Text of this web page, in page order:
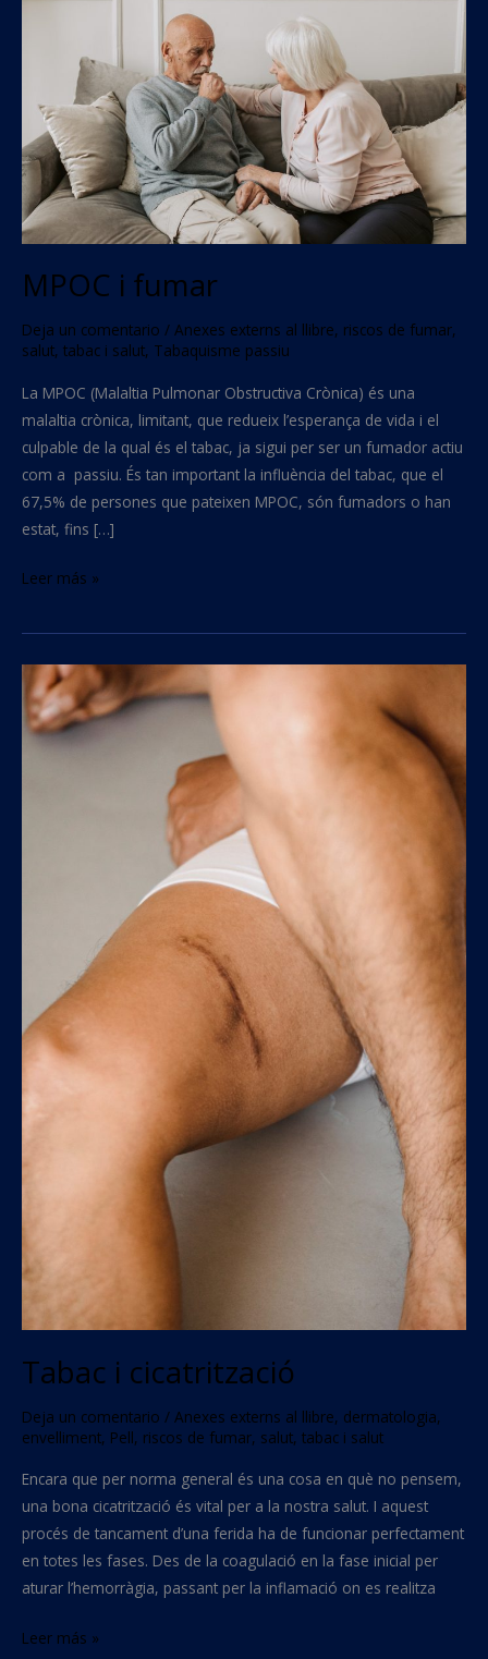
MPOC i fumar
Deja un comentario / Anexes externs al llibre, riscos de fumar,
salut, tabac i salut, Tabaquisme passiu
La MPOC (Malaltia Pulmonar Obstructiva Crònica) és una
malaltia crònica, limitant, que redueix l’esperança de vida i el
culpable de la qual és el tabac, ja sigui per ser un fumador actiu
com a passiu. És tan important la influència del tabac, que el
67,5% de persones que pateixen MPOC, són fumadors o han
estat, fins […]
Leer más »
Tabac i cicatrització
Deja un comentario / Anexes externs al llibre, dermatologia,
envelliment, Pell, riscos de fumar, salut, tabac i salut
Encara que per norma general és una cosa en què no pensem,
una bona cicatrització és vital per a la nostra salut. I aquest
procés de tancament d’una ferida ha de funcionar perfectament
en totes les fases. Des de la coagulació en la fase inicial per
aturar l’hemorràgia, passant per la inflamació on es realitza
Tabac
cicatrització
Leer más »